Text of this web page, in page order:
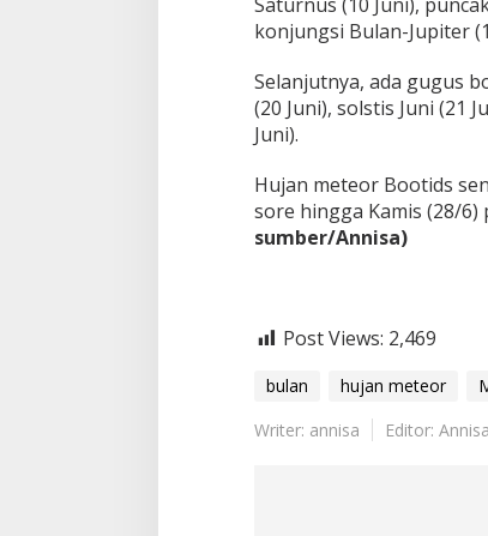
konjungsi Bulan-Jupiter
Selanjutnya, ada gugus
(20 Juni), solstis Juni (21
Juni).
Hujan meteor Bootids
sore hingga Kamis (28/6)
sumber/Annisa)
Post Views: 2,469
bulan hujan meteor
Writer: annisa
Editor: Annisa